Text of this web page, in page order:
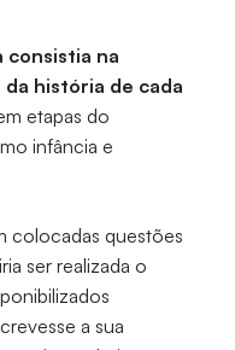
consistia na
história de cada
etapas do
infância e
colocadas questões
ser realizada o
a sua